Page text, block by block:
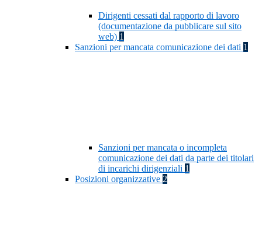
Dirigenti cessati dal rapporto di lavoro
(documentazione da pubblicare sul sito
web) 1
Sanzioni per mancata comunicazione dei dati 1
Sanzioni per mancata o incompleta
comunicazione dei dati da parte dei titolari
di incarichi dirigenziali 1
Posizioni organizzative 2